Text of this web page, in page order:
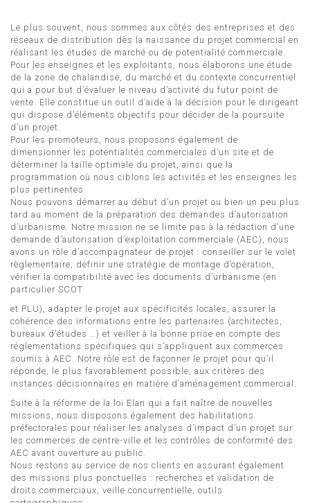
Le plus souvent, nous sommes aux côtés des entreprises et des
réseaux de distribution dès la naissance du projet commercial en
réalisant les études de marché ou de potentialité commerciale.
Pour les enseignes et les exploitants, nous élaborons une étude
de la zone de chalandise, du marché et du contexte concurrentiel
qui a pour but d’évaluer le niveau d’activité du futur point de
vente. Elle constitue un outil d’aide à la décision pour le dirigeant
qui dispose d’éléments objectifs pour décider de la poursuite
d’un projet.
Pour les promoteurs, nous proposons également de
dimensionner les potentialités commerciales d’un site et de
déterminer la taille optimale du projet, ainsi que la
programmation où nous ciblons les activités et les enseignes les
plus pertinentes.
Nous pouvons démarrer au début d’un projet ou bien un peu plus
tard au moment de la préparation des demandes d’autorisation
d’urbanisme. Notre mission ne se limite pas à la rédaction d’une
demande d’autorisation d’exploitation commerciale (AEC), nous
avons un rôle d’accompagnateur de projet : conseiller sur le volet
règlementaire, définir une stratégie de montage d’opération,
vérifier la compatibilité avec les documents d’urbanisme (en
particulier SCOT
et PLU), adapter le projet aux spécificités locales, assurer la
cohérence des informations entre les partenaires (architectes,
bureaux d’études …) et veiller à la bonne prise en compte des
réglementations spécifiques qui s’appliquent aux commerces
soumis à AEC. Notre rôle est de façonner le projet pour qu’il
réponde, le plus favorablement possible, aux critères des
instances décisionnaires en matière d’aménagement commercial.
Suite à la réforme de la loi Elan qui a fait naître de nouvelles
missions, nous disposons également des habilitations
préfectorales pour réaliser les analyses d’impact d’un projet sur
les commerces de centre-ville et les contrôles de conformité des
AEC avant ouverture au public.
Nous restons au service de nos clients en assurant également
des missions plus ponctuelles : recherches et validation de
droits commerciaux, veille concurrentielle, outils